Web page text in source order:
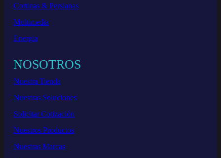
Cortinas & Persianas
Multimedia
Energia
NOSOTROS
Nuestra Tienda
Nuestras Soluciones
Solicitar Cotización
Nuestros Productos
Nuestras Marcas